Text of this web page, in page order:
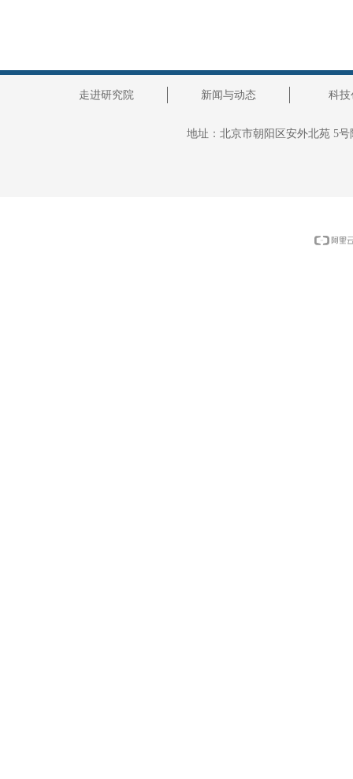
地址： 北京市朝阳区安外北苑 5
走进研究院 新闻与动态 科技